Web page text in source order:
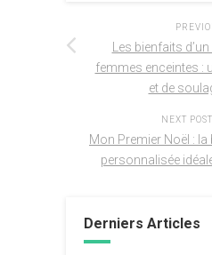
Les bienfaits
femmes enceintes :
et de
NEXT POST
Mon Premier Noël : la
personnalisée
Derniers Articles